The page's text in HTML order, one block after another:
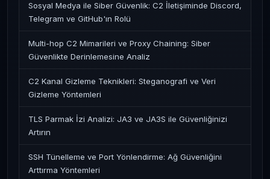
Sosyal Medya ile Siber Güvenlik: C2 İletişiminde Discord,
Telegram ve GitHub'ın Rolü
Multi-hop C2 Mimarileri ve Proxy Chaining: Siber
Güvenlikte Derinlemesine Analiz
C2 Kanal Gizleme Teknikleri: Steganografi ve Veri
Gizleme Yöntemleri
TLS Parmak İzi Analizi: JA3 ve JA3S ile Güvenliğinizi
Artırın
SSH Tünelleme ve Port Yönlendirme: Ağ Güvenliğini
Arttırma Yöntemleri